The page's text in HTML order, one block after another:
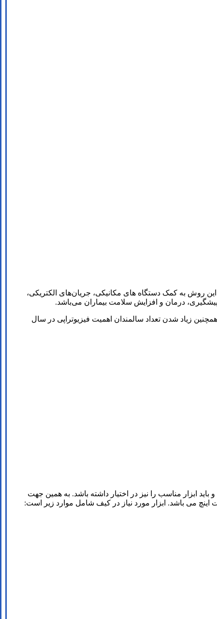
روش به کمک دستگاه های مکانیکی، جریان‌های الکتریکی،
درمان و افزایش سلامت بیماران می‌باشد.
زیاد شدن تعداد سالمندان اهمیت فیزیوتراپی در سال
ابزار مناسب را نیز در اختیار داشته باشد. به همین جهت
اینچ می باشد. ابزار مورد نیاز در کیف شامل موارد زیر است: